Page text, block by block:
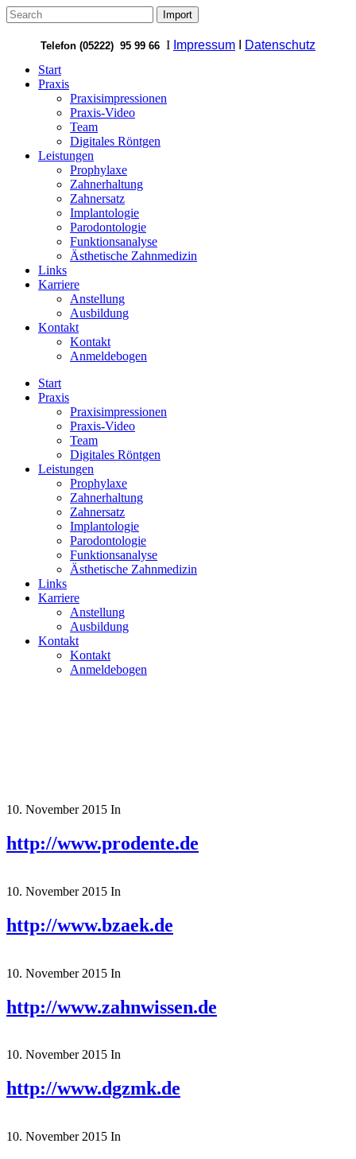
Telefon (05222) 95 99 66 I Impressum
Datenschutz
Start
Praxis
Praxisimpressionen
Praxis-Video
Team
Digitales Röntgen
Leistungen
Prophylaxe
Zahnerhaltung
Zahnersatz
Implantologie
Parodontologie
Funktionsanalyse
Ästhetische Zahnmedizin
Links
Karriere
Anstellung
Ausbildung
Kontakt
Kontakt
Anmeldebogen
Start
Praxis
Praxisimpressionen
Praxis-Video
Team
Digitales Röntgen
Leistungen
Prophylaxe
Zahnerhaltung
Zahnersatz
Implantologie
Parodontologie
Funktionsanalyse
Ästhetische Zahnmedizin
Links
Karriere
Anstellung
Ausbildung
Kontakt
Kontakt
Anmeldebogen
10. November 2015 In
http://www.prodente.de
10. November 2015 In
http://www.bzaek.de
10. November 2015 In
http://www.zahnwissen.de
10. November 2015 In
http://www.dgzmk.de
10. November 2015 In